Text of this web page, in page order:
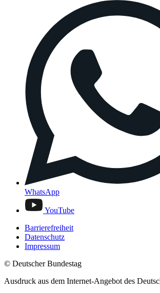
WhatsApp
YouTube
Barrierefreiheit
Datenschutz
Impressum
© Deutscher Bundestag
Ausdruck aus dem Internet-Angebot des